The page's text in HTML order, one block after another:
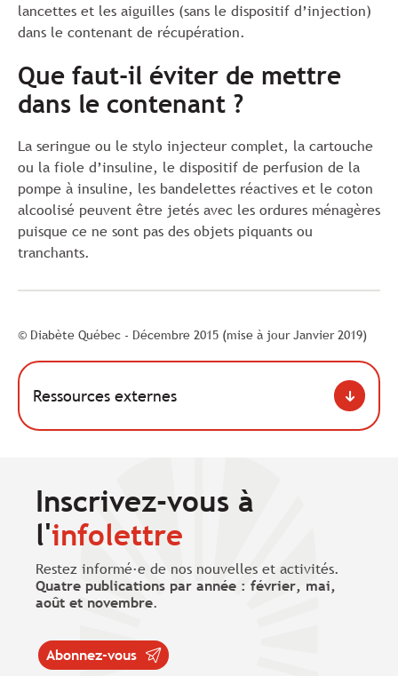
lancettes et les aiguilles (sans le dispositif d’injection)
dans le contenant de récupération.
Que faut-il éviter de mettre
dans le contenant ?
La seringue ou le stylo injecteur complet, la cartouche
ou la fiole d’insuline, le dispositif de perfusion de la
pompe à insuline, les bandelettes réactives et le coton
alcoolisé peuvent être jetés avec les ordures ménagères
puisque ce ne sont pas des objets piquants ou
tranchants.
© Diabète Québec - Décembre 2015 (mise à jour Janvier 2019)
Ressources externes
Inscrivez-vous à
l'infolettre
Restez informé·e de nos nouvelles et activités.
Quatre publications par année : février, mai,
août et novembre.
Abonnez-vous